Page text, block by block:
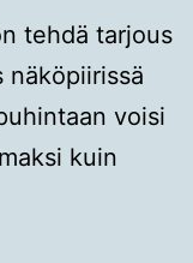
tehdä tarjous
näköpiirissä
voisi
kuin